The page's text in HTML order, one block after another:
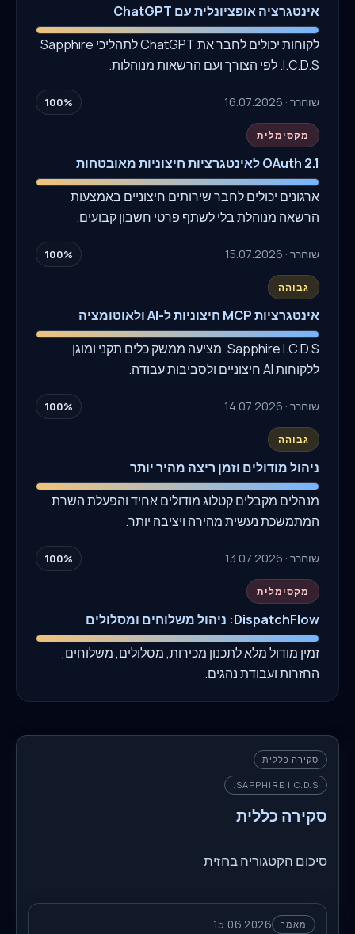
אינטגרציה אופציונלית עם ChatGPT
לקוחות יכולים לחבר את ChatGPT לתהליכי Sapphire
I.C.D.S. לפי הצורך ועם הרשאות מנוהלות.
שוחרר · 16.07.2026 100%
מקסימלית
OAuth 2.1 לאינטגרציות חיצוניות מאובטחות
ארגונים יכולים לחבר שירותים חיצוניים באמצעות
הרשאה מנוהלת בלי לשתף פרטי חשבון קבועים.
שוחרר · 15.07.2026 100%
גבוהה
אינטגרציות MCP חיצוניות ל-AI ולאוטומציה
Sapphire I.C.D.S. מציעה ממשק כלים תקני ומוגן
ללקוחות AI חיצוניים ולסביבות עבודה.
שוחרר · 14.07.2026 100%
גבוהה
ניהול מודולים וזמן ריצה מהיר יותר
מנהלים מקבלים קטלוג מודולים אחיד והפעלת השרת
המתמשכת נעשית מהירה ויציבה יותר.
שוחרר · 13.07.2026 100%
מקסימלית
DispatchFlow: ניהול משלוחים ומסלולים
זמין מודול מלא לתכנון מכירות, מסלולים, משלוחים,
החזרות ועבודת נהגים.
סקירה כללית
SAPPHIRE I.C.D.S.
סקירה כללית
סיכום הקטגוריה בחזית
מאמר 15.06.2026